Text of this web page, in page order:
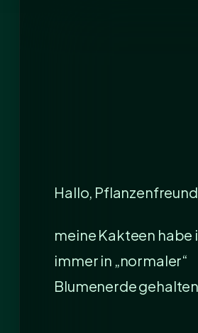
Hallo,
meine Kakteen habe
immer in „normaler“
Blumenerde